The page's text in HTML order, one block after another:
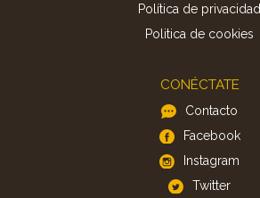
Política de privacidad
Politica de cookies
CONÉCTATE
Contacto
Facebook
Instagram
Twitter